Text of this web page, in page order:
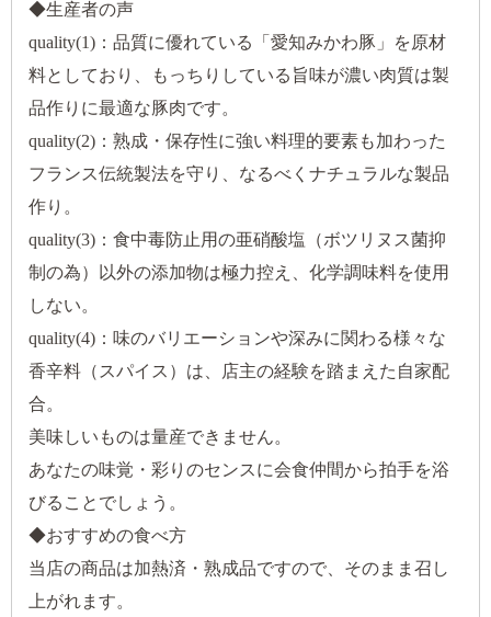
◆生産者の声
quality(1)：品質に優れている「愛知みかわ豚」を原材
料としており、もっちりしている旨味が濃い肉質は製
品作りに最適な豚肉です。
quality(2)：熟成・保存性に強い料理的要素も加わった
フランス伝統製法を守り、なるべくナチュラルな製品
作り。
quality(3)：食中毒防止用の亜硝酸塩（ボツリヌス菌抑
制の為）以外の添加物は極力控え、化学調味料を使用
しない。
quality(4)：味のバリエーションや深みに関わる様々な
香辛料（スパイス）は、店主の経験を踏まえた自家配
合。
美味しいものは量産できません。
あなたの味覚・彩りのセンスに会食仲間から拍手を浴
びることでしょう。
◆おすすめの食べ方
当店の商品は加熱済・熟成品ですので、そのまま召し
上がれます。